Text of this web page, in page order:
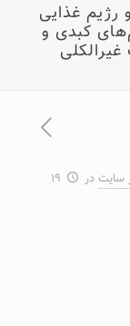
غذایی
کبدی و
سایت در
۱۹